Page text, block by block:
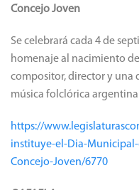
Concejo Joven
Se celebrará cada 4 de
homenaje al nacimiento
compositor, director y una
música folclórica
https://
instituye-el-Dia-
Concejo-Joven/6770